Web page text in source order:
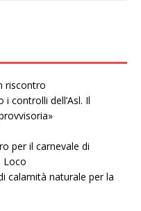
riscontro
i controlli dell’Asl. Il
per il carnevale di
Loco
calamità naturale per la